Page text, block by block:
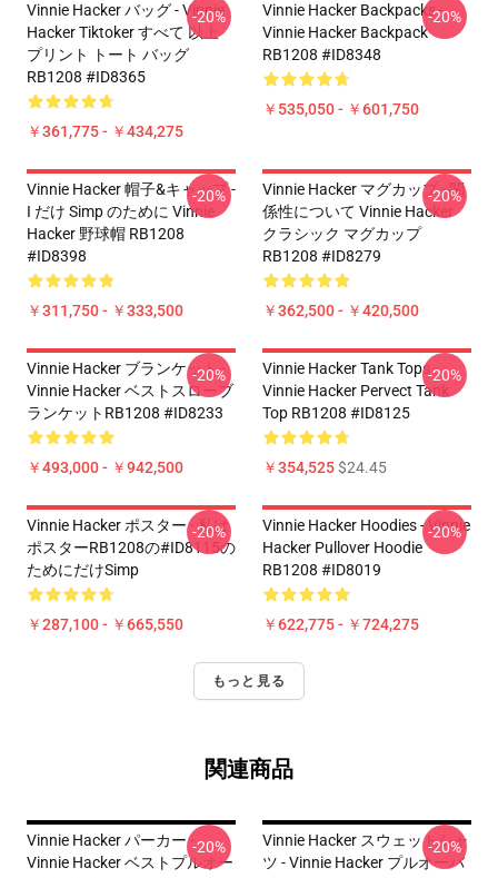
Vinnie Hacker バッグ - Vinnie
Hacker Tiktoker すべて 以上
プリント トート バッグ
RB1208 #ID8365
￥361,775 - ￥434,275
-20%
Vinnie Hacker Backpacks -
Vinnie Hacker Backpack
RB1208 #ID8348
￥535,050 - ￥601,750
-20%
Vinnie Hacker 帽子&キャップ -
I だけ Simp のために Vinnie
Hacker 野球帽 RB1208
#ID8398
￥311,750 - ￥333,500
-20%
Vinnie Hacker マグカップ - 関
係性について Vinnie Hacker
クラシック マグカップ
RB1208 #ID8279
￥362,500 - ￥420,500
-20%
Vinnie Hacker ブランケット -
Vinnie Hacker ベストスローブ
ランケットRB1208 #ID8233
￥493,000 - ￥942,500
-20%
Vinnie Hacker Tank Tops -
Vinnie Hacker Pervect Tank
Top RB1208 #ID8125
￥354,525$24.45
-20%
Vinnie Hacker ポスター - 私は
ポスターRB1208の#ID8115の
ためにだけsimp
￥287,100 - ￥665,550
-20%
Vinnie Hacker Hoodies - Vinnie
Hacker Pullover Hoodie
RB1208 #ID8019
￥622,775 - ￥724,275
-20%
もっと見る
関連商品
Vinnie Hacker パーカー -
Vinnie Hacker ベストプルオー
-20%
Vinnie Hacker スウェットシャ
ツ - Vinnie Hacker プルオーバ
-20%